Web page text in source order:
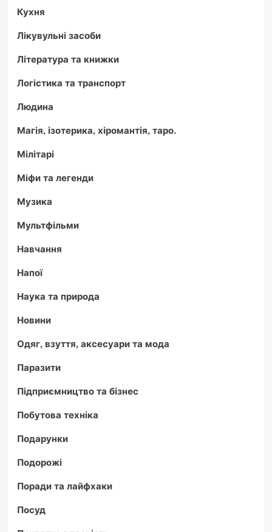
Кухня
Лікувульні засоби
Література та книжки
Логістика та транспорт
Людина
Магія, ізотерика, хіромантія, таро.
Мілітарі
Міфи та легенди
Музика
Мультфільми
Навчання
Напої
Наука та природа
Новини
Одяг, взуття, аксесуари та мода
Паразити
Підприємництво та бізнес
Побутова техніка
Подарунки
Подорожі
Поради та лайфхаки
Посуд